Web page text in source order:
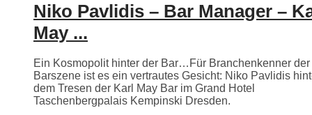
Niko Pavlidis – Bar Manager –
May ...
Ein Kosmopolit hinter der Bar…Für Branchenkenner der
Barszene ist es ein vertrautes Gesicht: Niko Pavlidis
dem Tresen der Karl May Bar im Grand Hotel
Taschenbergpalais Kempinski Dresden.